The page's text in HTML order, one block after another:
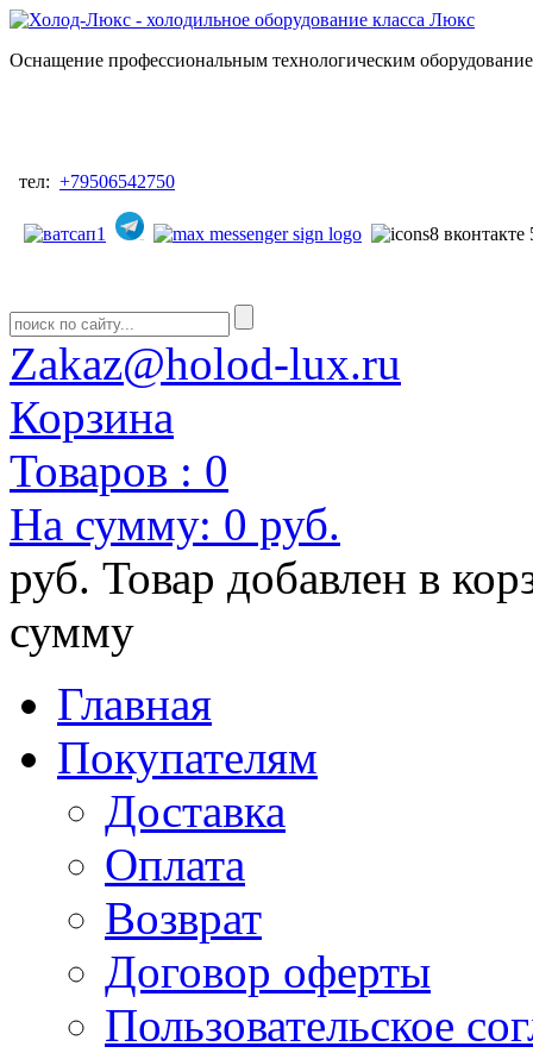
Оснащение профессиональным технологическим
тел: +79506542750
Zakaz@holod-lux.ru
Корзина
Товаров : 0
На сумму: 0 руб.
руб. Товар добавлен в
сумму
Главная
Покупателям
Доставка
Оплата
Возврат
Договор оферты
Пользовательское